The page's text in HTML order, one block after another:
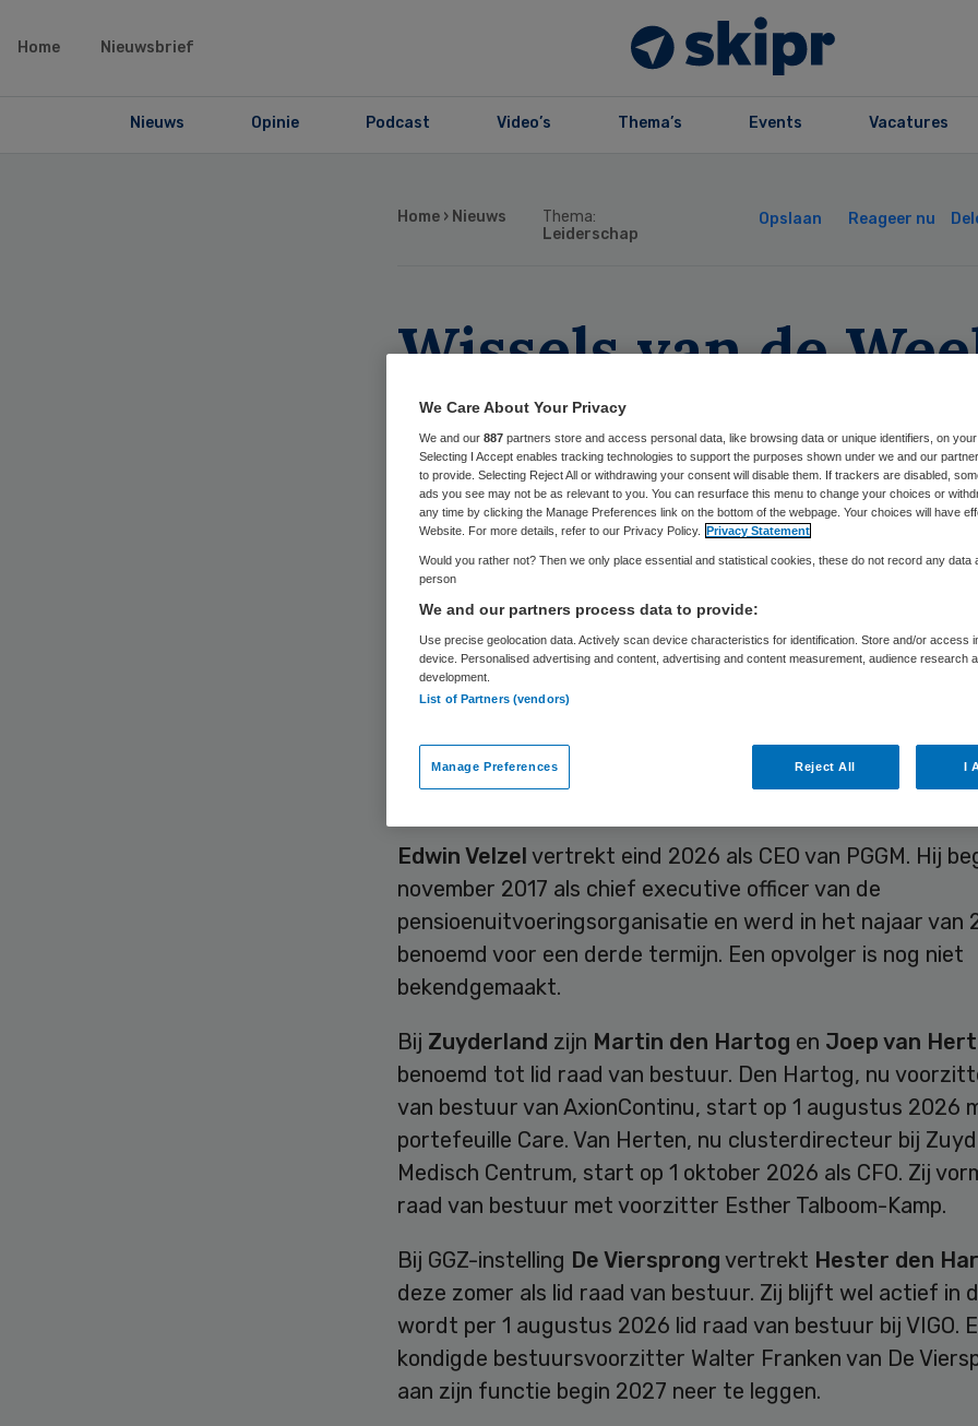
Home Nieuwsbrief
Nieuws Opinie Podcast Video’s Thema’s Events Vacatures
Home › Nieuws
Thema:
Leiderschap
Opslaan Reageer nu
Wissels van de
Velzel weg bij
Zuyderland
twee bestuurders
Thijs Peters 15 mei 2026,13:43 1454 keer gelezen
Edwin Velzel vertrekt bij PGGM, Zuyderland benoemt
bestuurders en Hester den Hartog stapt over van de
naar VIGO.
Edwin Velzel vertrekt eind 2026 als CEO van PGGM. Hij
november 2017 als chief executive officer van de
pensioenuitvoeringsorganisatie en werd in het najaar van
benoemd voor een derde termijn. Een opvolger is nog niet
bekendgemaakt.
Bij Zuyderland zijn Martin den Hartog en Joep van
benoemd tot lid raad van bestuur. Den Hartog, nu
van bestuur van AxionContinu, start op 1 augustus 2026
portefeuille Care. Van Herten, nu clusterdirecteur bij
Medisch Centrum, start op 1 oktober 2026 als CFO. Zij
raad van bestuur met voorzitter Esther Talboom-Kamp.
Bij GGZ-instelling De Viersprong vertrekt Hester den
deze zomer als lid raad van bestuur. Zij blijft wel actief in
wordt per 1 augustus 2026 lid raad van bestuur bij VIGO.
kondigde bestuursvoorzitter Walter Franken van De
aan zijn functie begin 2027 neer te leggen.
We Care About Your Privacy
We and our 887 partners store and access personal data, like browsing data or unique identifiers, on
Selecting I Accept enables tracking technologies to support the purposes shown under we and our
to provide. Selecting Reject All or withdrawing your consent will disable them. If trackers are disabled,
ads you see may not be as relevant to you. You can resurface this menu to change your choices or
any time by clicking the Manage Preferences link on the bottom of the webpage. Your choices will have
Website. For more details, refer to our Privacy Policy. Privacy Statement
Would you rather not? Then we only place essential and statistical cookies, these do not record any data
person
We and our partners process data to provide:
Use precise geolocation data. Actively scan device characteristics for identification. Store and/or access
device. Personalised advertising and content, advertising and content measurement, audience research
development.
List of Partners (vendors)
Manage Preferences Reject All I